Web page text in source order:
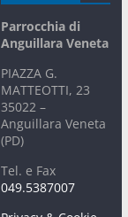
Parrocchia di
Anguillara Veneta
PIAZZA G.
MATTEOTTI, 23
35022 –
Anguillara Veneta
(PD)
Tel. e Fax
049.5387007